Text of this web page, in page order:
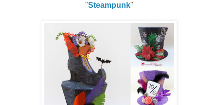
"Steampunk"